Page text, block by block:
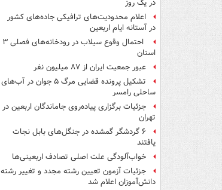
در یک روز
اعلام محدودیت‌های ترافیکی جاده‌های کشور
در آستانه ایام اربعین
احتمال وقوع سیلاب در رودخانه‌های فصلی ۳
استان
عبور جمعیت ایران از ۸۷ میلیون نفر
تشکیل پرونده قضایی مرگ ۵ جوان در آب‌های
ساحلی رامسر
جزئیات برگزاری پیاده‌روی جاماندگان اربعین در
تهران
۶ گردشگر گمشده در جنگل‌های بابل نجات
یافتند
خواب‌آلودگی علت اصلی تصادف اربعینی‌ها
جزئیات آزمون تعیین رشته مجدد و تغییر رشته
دانش‌آموزان اعلام شد